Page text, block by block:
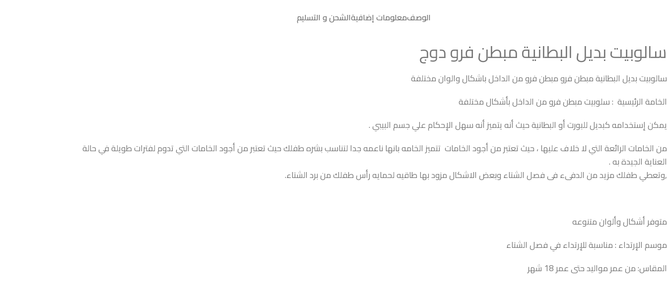
الوصفمعلومات إضافيةالشحن و التسليم
سالوبيت بديل البطانية مبطن فرو دوج
سالوبيت بديل البطانية مبطن فرو مبطن فرو من الداخل باشكال والوان مختلفة
الخامة الرئيسية : سلوبيت مبطن فرو من الداخل بأشكال مختلفة
يمكن إستخدامه كبديل للبورت أو البطانية حيث أنه يتميز أنه سهل الإحكام علي جسم البيبي .
من الخامات الرائعة التي لا خلاف عليها ، حيث تعتبر من أجود الخامات تتميز الخامه بانها ناعمه جدا لتناسب بشره طفلك حيث تعتبر من أجود الخامات التي تدوم لفترات طويلة في حالة
العناية الجيدة به .
,وتعطي طفلك مزيد من الدفىء فى فصل الشتاء وبعض الاشكال مزود بها طاقيه لحمايه رأس طفلك من برد الشتاء.
متوفر أشكال وألوان متنوعه
موسم الإرتداء : مناسبة للإرتداء في فصل الشتاء
المقاس: من عمر مواليد حتى عمر 18 شهر